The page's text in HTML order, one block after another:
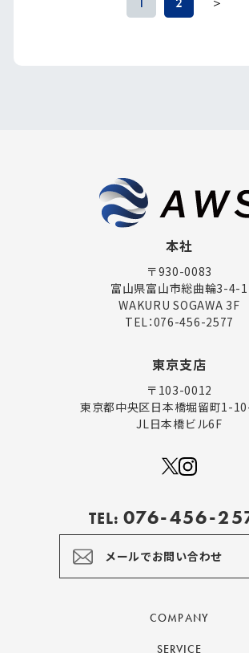
本社
〒930-0083
富山県富山市総曲輪3-4-1
WAKURU SOGAWA 3F
TEL：076-456-2577
東京支店
〒103-0012
東京都中央区日本橋堀留町1-
JL日本橋ビル6F
TEL: 076-456-
メールでお問い合わせ
COMPANY
SERVICE